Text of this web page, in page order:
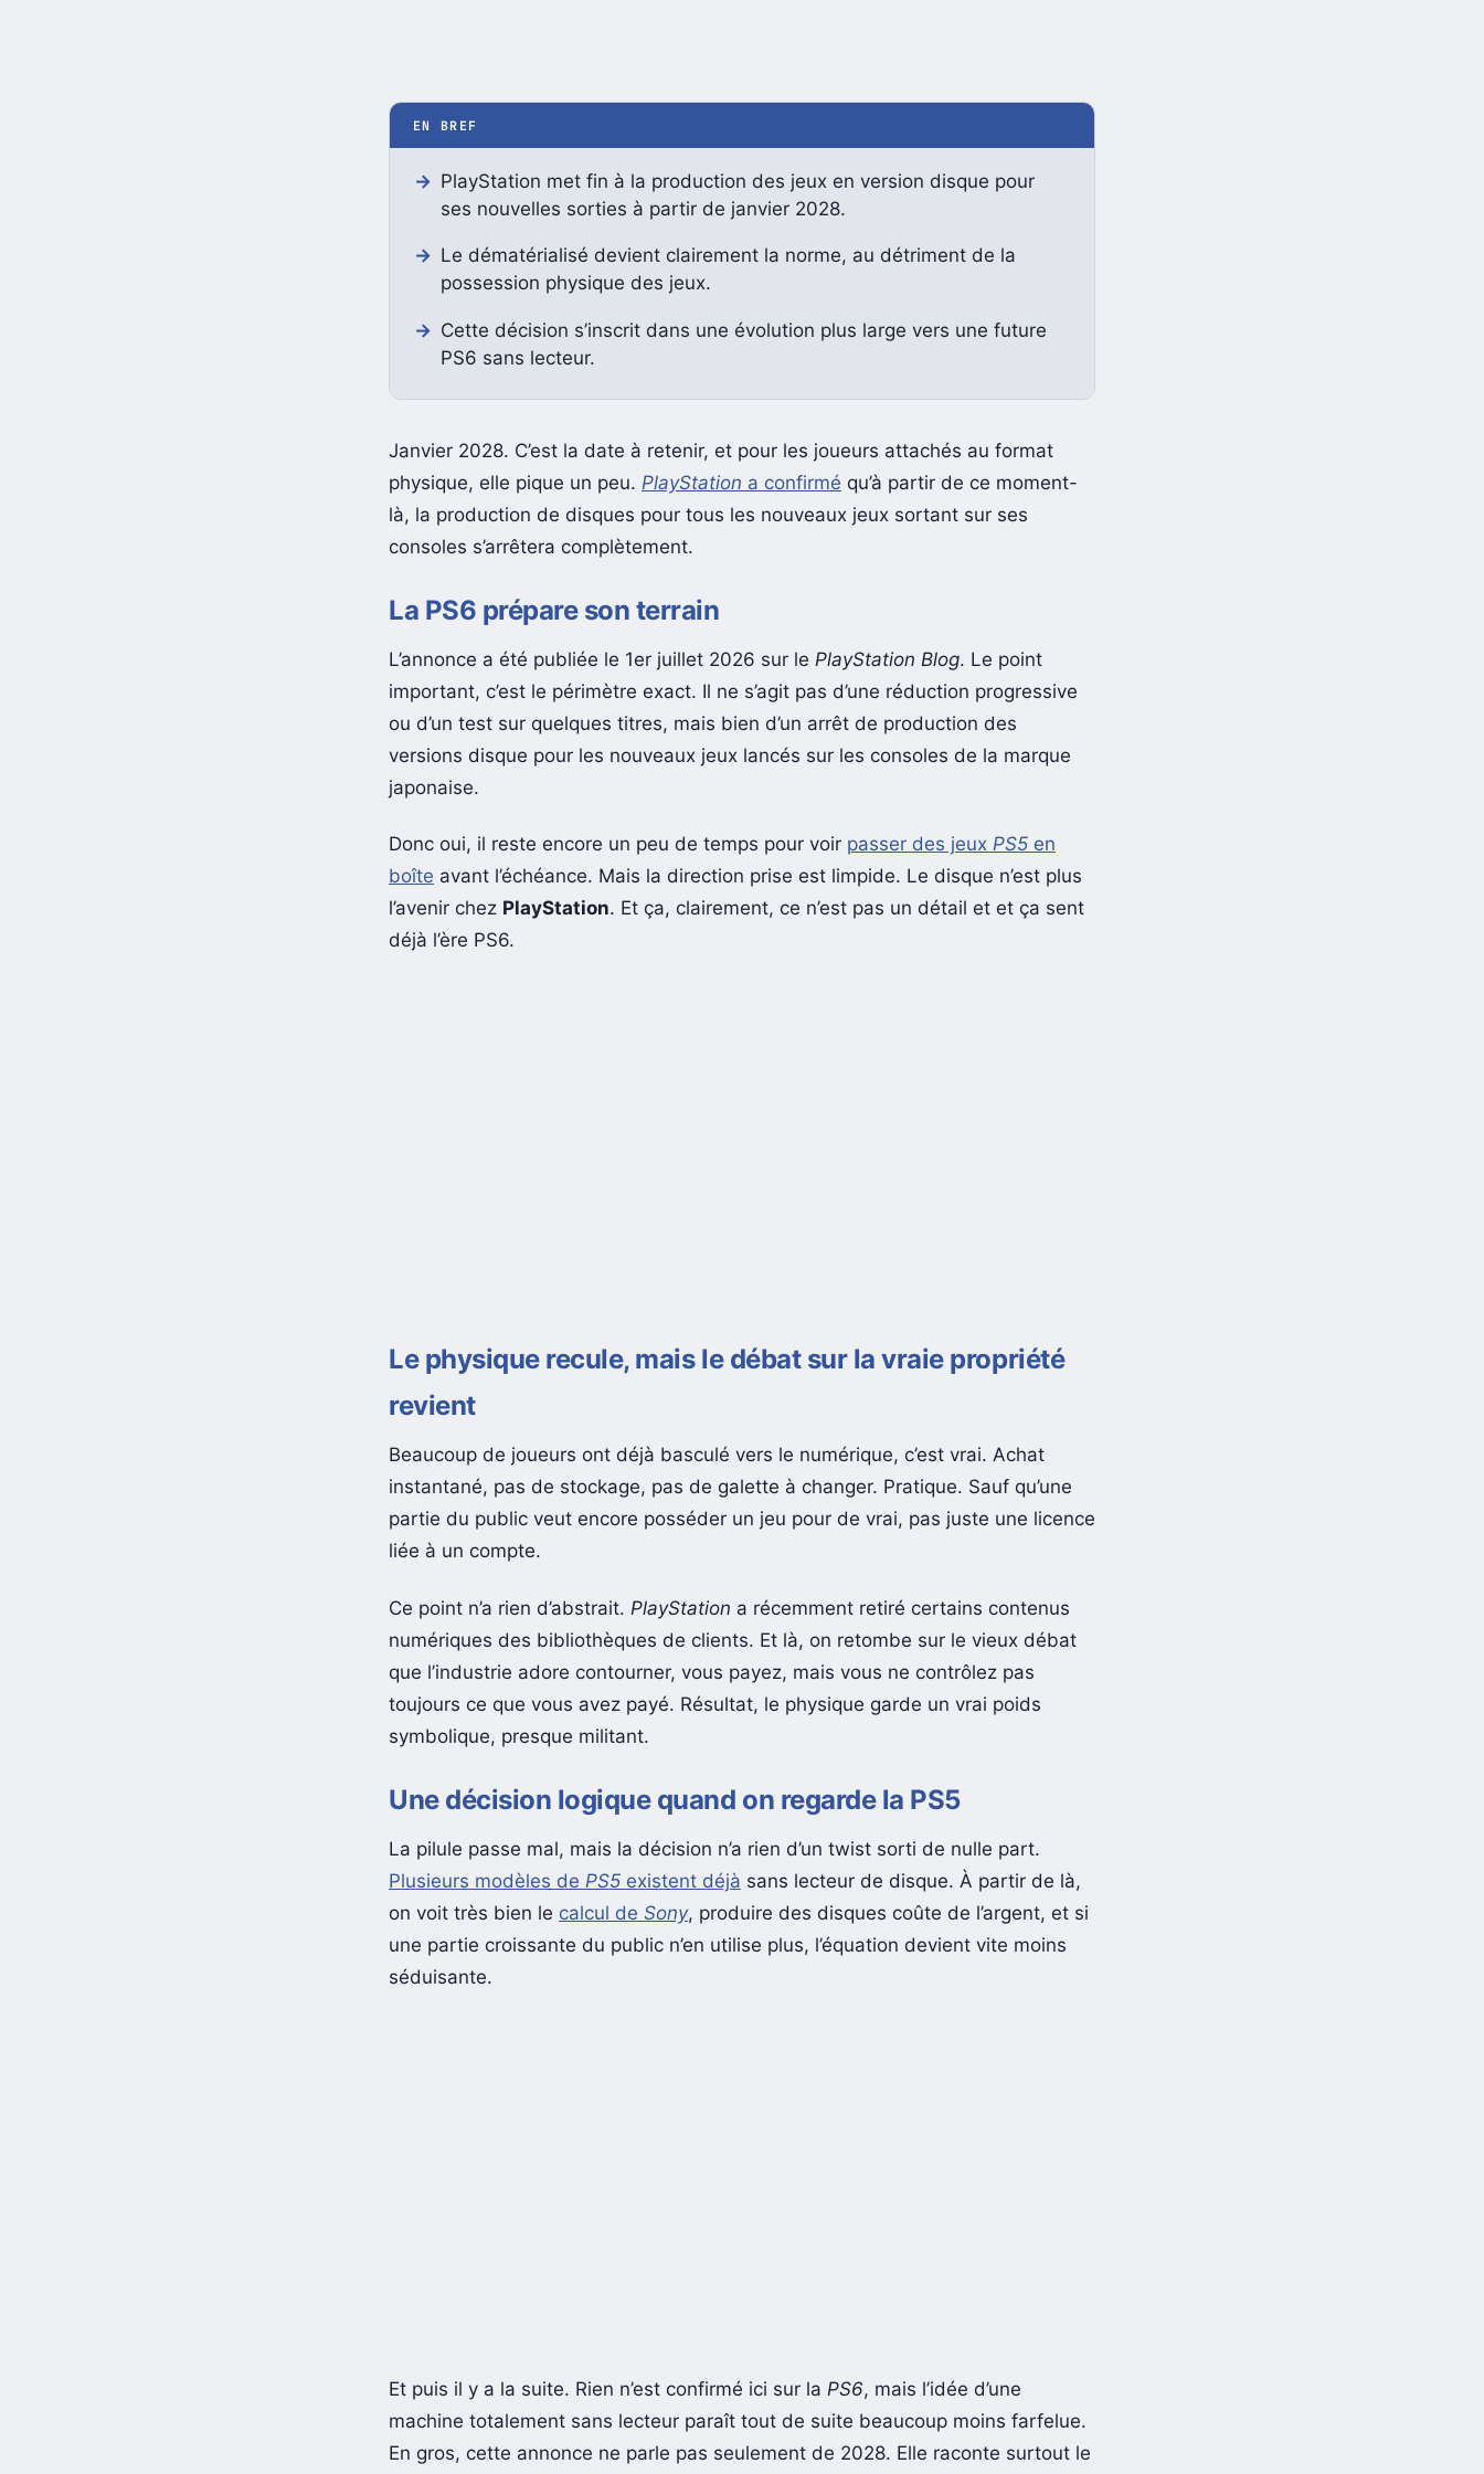
EN BREF
PlayStation met fin à la production des jeux en version disque pour
ses nouvelles sorties à partir de janvier 2028.
Le dématérialisé devient clairement la norme, au détriment de la
possession physique des jeux.
Cette décision s’inscrit dans une évolution plus large vers une future
PS6 sans lecteur.
Janvier 2028. C’est la date à retenir, et pour les joueurs attachés au format
physique, elle pique un peu. PlayStation a confirmé qu’à partir de ce moment-
là, la production de disques pour tous les nouveaux jeux sortant sur ses
consoles s’arrêtera complètement.
La PS6 prépare son terrain
L’annonce a été publiée le 1er juillet 2026 sur le PlayStation Blog. Le point
important, c’est le périmètre exact. Il ne s’agit pas d’une réduction progressive
ou d’un test sur quelques titres, mais bien d’un arrêt de production des
versions disque pour les nouveaux jeux lancés sur les consoles de la marque
japonaise.
Donc oui, il reste encore un peu de temps pour voir passer des jeux PS5 en
boîte avant l’échéance. Mais la direction prise est limpide. Le disque n’est plus
l’avenir chez PlayStation. Et ça, clairement, ce n’est pas un détail et et ça sent
déjà l’ère PS6.
Le physique recule, mais le débat sur la vraie propriété
Beaucoup de joueurs ont déjà basculé vers le numérique, c’est vrai. Achat
instantané, pas de stockage, pas de galette à changer. Pratique. Sauf qu’une
partie du public veut encore posséder un jeu pour de vrai, pas juste une licence
Ce point n’a rien d’abstrait. PlayStation
a récemment retiré certains contenus
numériques des bibliothèques de clients. Et là, on retombe sur le vieux débat
que l’industrie adore contourner, vous payez, mais vous ne contrôlez pas
toujours ce que vous avez payé. Résultat, le physique garde un vrai poids
Une décision logique quand on regarde la PS5
La pilule passe mal, mais la décision n’a rien d’un twist sorti de nulle part.
Plusieurs modèles de PS5 existent déjà
sans lecteur de disque. À partir de là,
on voit très bien le calcul de Sony
, produire des disques coûte de l’argent, et si
une partie croissante du public n’en utilise plus, l’équation devient vite moins
Et puis il y a la suite. Rien n’est confirmé ici sur laPS6, mais l’idée d’une
machine totalement sans lecteur paraît tout de suite beaucoup moins farfelue.